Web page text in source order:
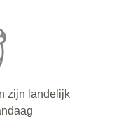
zijn landelijk